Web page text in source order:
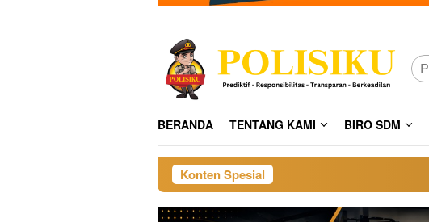
BERANDA TENTANG KAMI BIRO SDM
Konten Spesial